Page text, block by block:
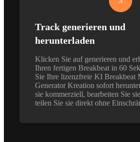
Track generieren und
herunterladen
Klicken Sie auf generieren und
Ihren fertigen Breakbeat in 60
Sie Ihre lizenzfreie KI Breakbeat
Generator Kreation sofort
sie kommerziell, bearbeiten Sie
teilen Sie sie direkt ohne